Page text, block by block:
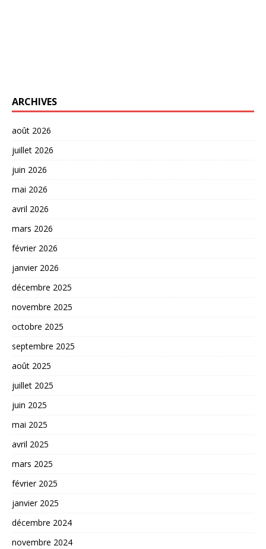
ARCHIVES
août 2026
juillet 2026
juin 2026
mai 2026
avril 2026
mars 2026
février 2026
janvier 2026
décembre 2025
novembre 2025
octobre 2025
septembre 2025
août 2025
juillet 2025
juin 2025
mai 2025
avril 2025
mars 2025
février 2025
janvier 2025
décembre 2024
novembre 2024